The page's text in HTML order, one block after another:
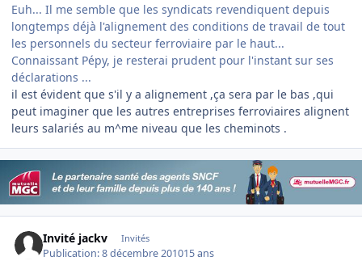
Euh... Il me semble que les syndicats revendiquent depuis
longtemps déjà l'alignement des conditions de travail de tout
les personnels du secteur ferroviaire par le haut...
Connaissant Pépy, je resterai prudent pour l'instant sur ses
déclarations ...
il est évident que s'il y a alignement ,ça sera par le bas ,qui
peut imaginer que les autres entreprises ferroviaires alignent
leurs salariés au m^me niveau que les cheminots .
Invité jackv Invités
Publication:8 décembre 201015 ans